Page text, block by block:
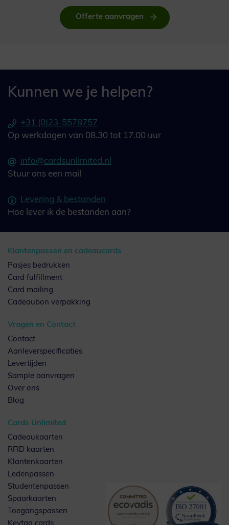
Offerte aanvragen
Kunnen we je helpen?
+31 (0)23-5578757
Op werkdagen van 08.30 tot 17.00 uur
info@cardsunlimited.nl
Stuur ons een mail
Levering & bestanden
Hoe lever ik de bestanden aan?
Klantenpassen en cadeaucards
Pasjes bedrukken
Card fulfillment
Card mailing
Cadeaubon verpakking
Vragen en Contact
Contact
Aanleverspecificaties
Levertijden
Sample aanvragen
Over ons
Blog
Cards Unlimited
Cadeaukaarten
RFID kaarten
Klantenkaarten
Ledenpassen
Studentenpassen
Spaarkaarten
Toegangspassen